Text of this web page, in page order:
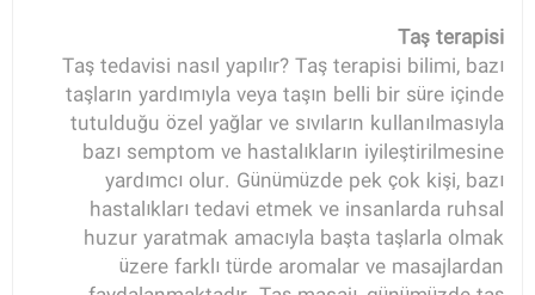
Taş terapisi
Taş tedavisi nasıl yapılır? Taş terapisi bilimi, bazı
taşların yardımıyla veya taşın belli bir süre içinde
tutulduğu özel yağlar ve sıvıların kullanılmasıyla
bazı semptom ve hastalıkların iyileştirilmesine
yardımcı olur. Günümüzde pek çok kişi, bazı
hastalıkları tedavi etmek ve insanlarda ruhsal
huzur yaratmak amacıyla başta taşlarla olmak
üzere farklı türde aromalar ve masajlardan